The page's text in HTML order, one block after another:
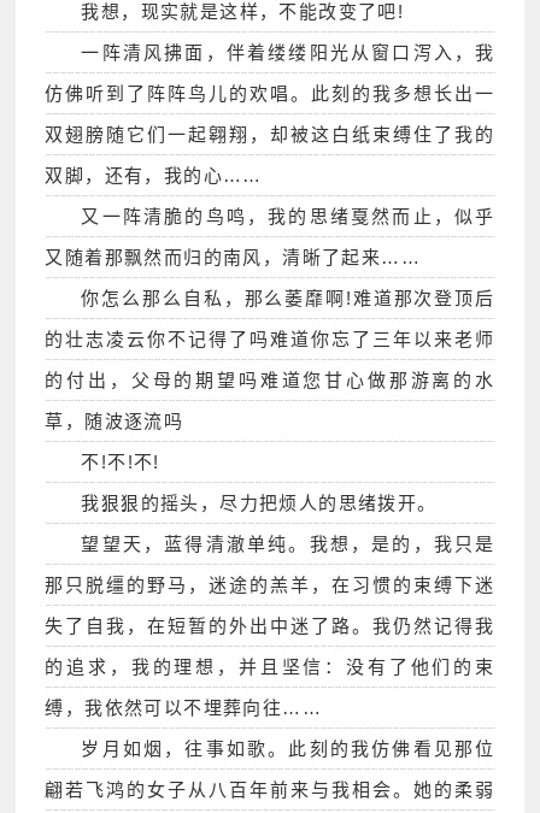
我想，现实就是这样，不能改变了吧!
一阵清风拂面，伴着缕缕阳光从窗口泻入，我
仿佛听到了阵阵鸟儿的欢唱。此刻的我多想长出一
双翅膀随它们一起翱翔，却被这白纸束缚住了我的
双脚，还有，我的心……
又一阵清脆的鸟鸣，我的思绪戛然而止，似乎
又随着那飘然而归的南风，清晰了起来……
你怎么那么自私，那么萎靡啊!难道那次登顶后
的壮志凌云你不记得了吗难道你忘了三年以来老师
的付出，父母的期望吗难道您甘心做那游离的水
草，随波逐流吗
不!不!不!
我狠狠的摇头，尽力把烦人的思绪拨开。
望望天，蓝得清澈单纯。我想，是的，我只是
那只脱缰的野马，迷途的羔羊，在习惯的束缚下迷
失了自我，在短暂的外出中迷了路。我仍然记得我
的追求，我的理想，并且坚信：没有了他们的束
缚，我依然可以不埋葬向往……
岁月如烟，往事如歌。此刻的我仿佛看见那位
翩若飞鸿的女子从八百年前来与我相会。她的柔弱